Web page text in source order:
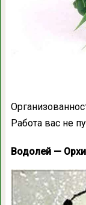
Работа вас не
Водолей —